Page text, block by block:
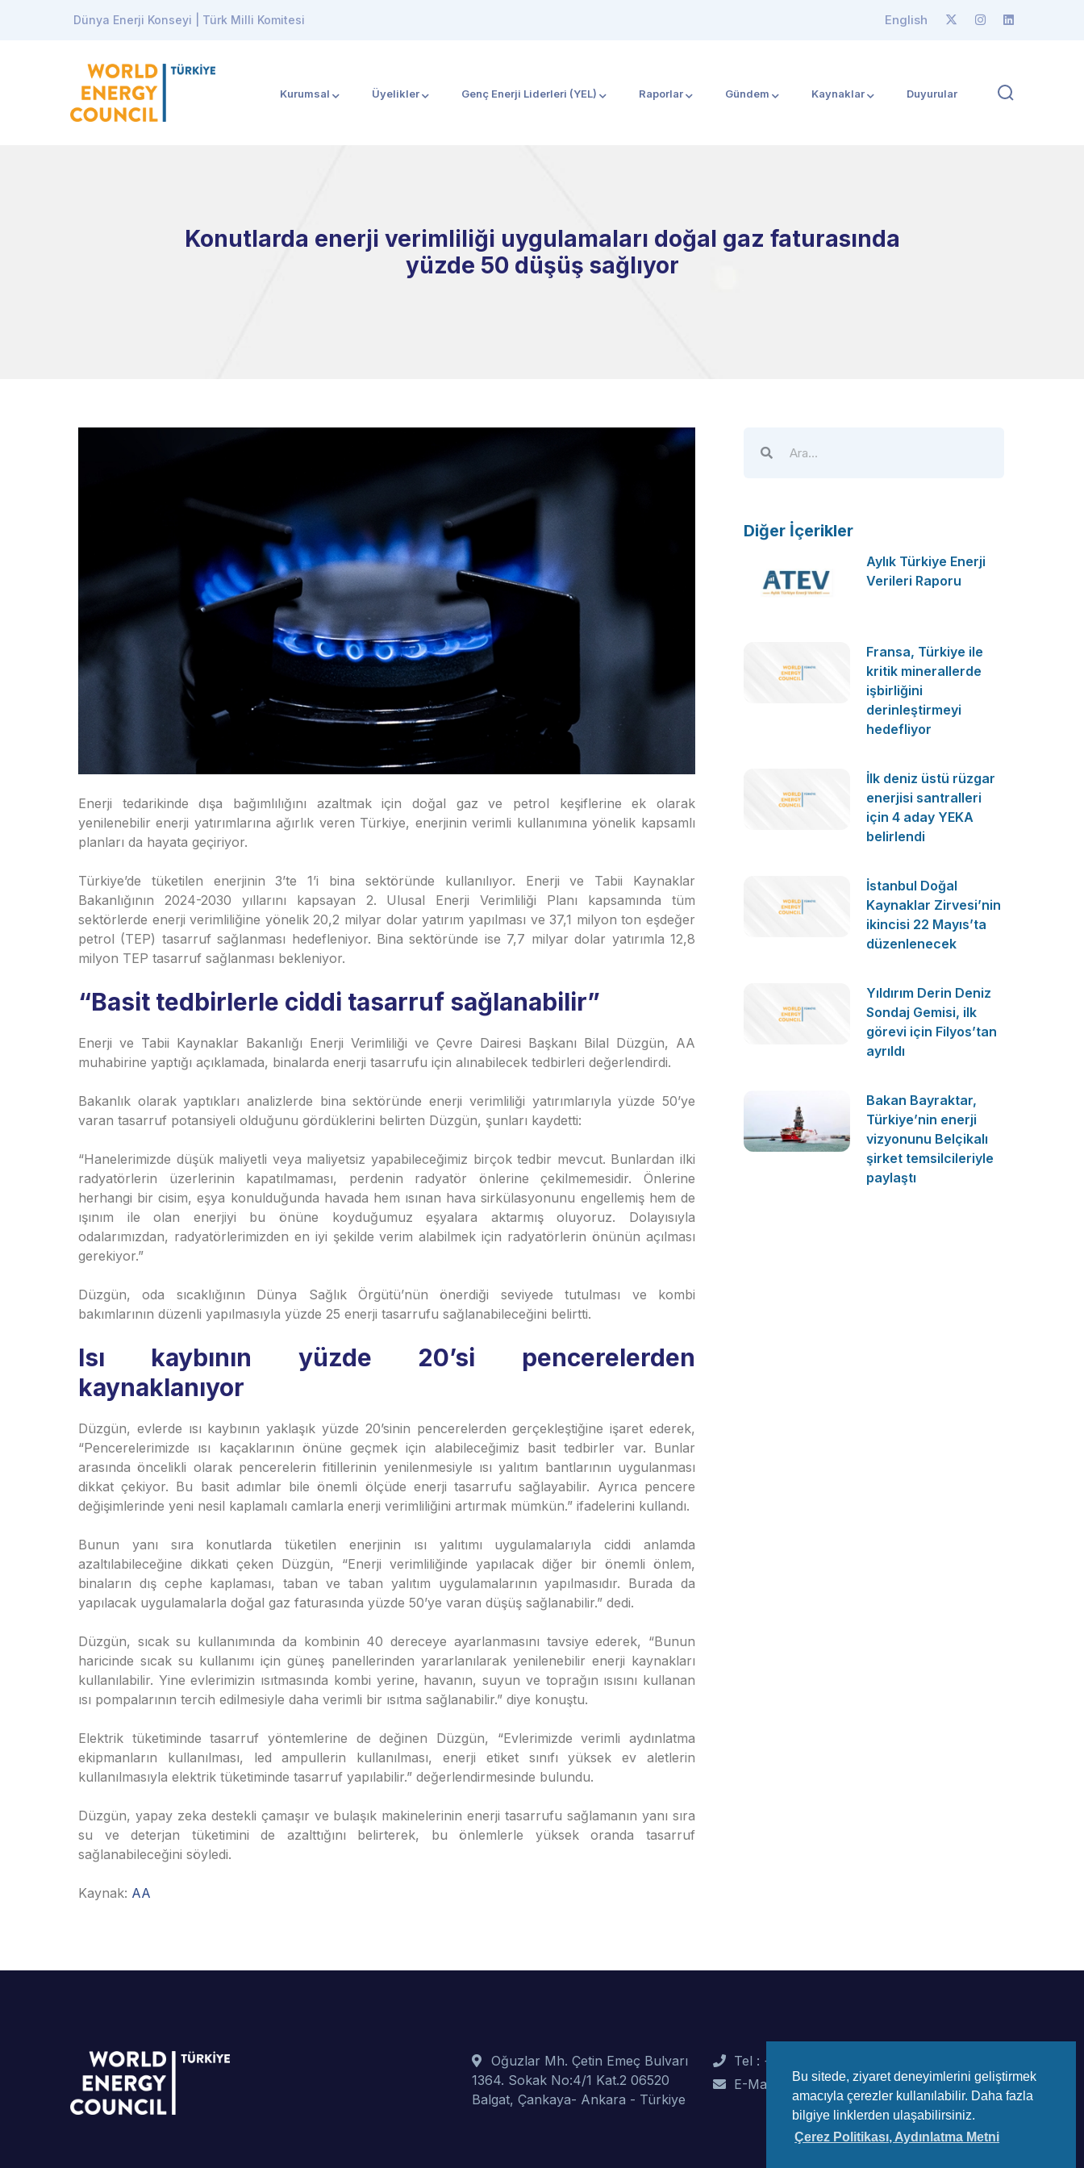
Dünya Enerji Konseyi | Türk Milli Komitesi English
Kurumsal Üyelikler Genç Enerji Liderleri (YEL) Raporlar Gündem Kaynaklar Duyurular
Konutlarda enerji verimliliği uygulamaları doğal gaz faturasında
yüzde 50 düşüş sağlıyor
Enerji tedarikinde dışa bağımlılığını azaltmak için doğal gaz ve petrol keşiflerine ek olarak
yenilenebilir enerji yatırımlarına ağırlık veren Türkiye, enerjinin verimli kullanımına yönelik kapsamlı
planları da hayata geçiriyor.
Türkiye’de tüketilen enerjinin 3’te 1’i bina sektöründe kullanılıyor. Enerji ve Tabii Kaynaklar
Bakanlığının 2024-2030 yıllarını kapsayan 2. Ulusal Enerji Verimliliği Planı kapsamında tüm
sektörlerde enerji verimliliğine yönelik 20,2 milyar dolar yatırım yapılması ve 37,1 milyon ton eşdeğer
petrol (TEP) tasarruf sağlanması hedefleniyor. Bina sektöründe ise 7,7 milyar dolar yatırımla 12,8
milyon TEP tasarruf sağlanması bekleniyor.
“Basit tedbirlerle ciddi tasarruf sağlanabilir”
Enerji ve Tabii Kaynaklar Bakanlığı Enerji Verimliliği ve Çevre Dairesi Başkanı Bilal Düzgün, AA
muhabirine yaptığı açıklamada, binalarda enerji tasarrufu için alınabilecek tedbirleri değerlendirdi.
Bakanlık olarak yaptıkları analizlerde bina sektöründe enerji verimliliği yatırımlarıyla yüzde 50’ye
varan tasarruf potansiyeli olduğunu gördüklerini belirten Düzgün, şunları kaydetti:
“Hanelerimizde düşük maliyetli veya maliyetsiz yapabileceğimiz birçok tedbir mevcut. Bunlardan ilki
radyatörlerin üzerlerinin kapatılmaması, perdenin radyatör önlerine çekilmemesidir. Önlerine
herhangi bir cisim, eşya konulduğunda havada hem ısınan hava sirkülasyonunu engellemiş hem de
ışınım ile olan enerjiyi bu önüne koyduğumuz eşyalara aktarmış oluyoruz. Dolayısıyla
odalarımızdan, radyatörlerimizden en iyi şekilde verim alabilmek için radyatörlerin önünün açılması
gerekiyor.”
Düzgün, oda sıcaklığının Dünya Sağlık Örgütü’nün önerdiği seviyede tutulması ve kombi
bakımlarının düzenli yapılmasıyla yüzde 25 enerji tasarrufu sağlanabileceğini belirtti.
Isı kaybının yüzde 20’si pencerelerden
kaynaklanıyor
Düzgün, evlerde ısı kaybının yaklaşık yüzde 20’sinin pencerelerden gerçekleştiğine işaret ederek,
“Pencerelerimizde ısı kaçaklarının önüne geçmek için alabileceğimiz basit tedbirler var. Bunlar
arasında öncelikli olarak pencerelerin fitillerinin yenilenmesiyle ısı yalıtım bantlarının uygulanması
dikkat çekiyor. Bu basit adımlar bile önemli ölçüde enerji tasarrufu sağlayabilir. Ayrıca pencere
değişimlerinde yeni nesil kaplamalı camlarla enerji verimliliğini artırmak mümkün.” ifadelerini kullandı.
Bunun yanı sıra konutlarda tüketilen enerjinin ısı yalıtımı uygulamalarıyla ciddi anlamda
azaltılabileceğine dikkati çeken Düzgün, “Enerji verimliliğinde yapılacak diğer bir önemli önlem,
binaların dış cephe kaplaması, taban ve taban yalıtım uygulamalarının yapılmasıdır. Burada da
yapılacak uygulamalarla doğal gaz faturasında yüzde 50’ye varan düşüş sağlanabilir.” dedi.
Düzgün, sıcak su kullanımında da kombinin 40 dereceye ayarlanmasını tavsiye ederek, “Bunun
haricinde sıcak su kullanımı için güneş panellerinden yararlanılarak yenilenebilir enerji kaynakları
kullanılabilir. Yine evlerimizin ısıtmasında kombi yerine, havanın, suyun ve toprağın ısısını kullanan
ısı pompalarının tercih edilmesiyle daha verimli bir ısıtma sağlanabilir.” diye konuştu.
Elektrik tüketiminde tasarruf yöntemlerine de değinen Düzgün, “Evlerimizde verimli aydınlatma
ekipmanların kullanılması, led ampullerin kullanılması, enerji etiket sınıfı yüksek ev aletlerin
kullanılmasıyla elektrik tüketiminde tasarruf yapılabilir.” değerlendirmesinde bulundu.
Düzgün, yapay zeka destekli çamaşır ve bulaşık makinelerinin enerji tasarrufu sağlamanın yanı sıra
su ve deterjan tüketimini de azalttığını belirterek, bu önlemlerle yüksek oranda tasarruf
sağlanabileceğini söyledi.
Kaynak: AA
Diğer İçerikler
Aylık Türkiye Enerji
Verileri Raporu
Fransa, Türkiye ile
kritik minerallerde
işbirliğini
derinleştirmeyi
hedefliyor
İlk deniz üstü rüzgar
enerjisi santralleri
için 4 aday YEKA
belirlendi
İstanbul Doğal
Kaynaklar Zirvesi’nin
ikincisi 22 Mayıs’ta
düzenlenecek
Yıldırım Derin Deniz
Sondaj Gemisi, ilk
görevi için Filyos’tan
ayrıldı
Bakan Bayraktar,
Türkiye’nin enerji
vizyonunu Belçikalı
şirket temsilcileriyle
paylaştı
Oğuzlar Mh. Çetin Emeç Bulvarı
1364. Sokak No:4/1 Kat.2 06520
Balgat, Çankaya- Ankara - Türkiye
Tel : +90 (312) 442 82 78
E-Mail : info@wec-turkiye.org.tr
Bu sitede, ziyaret deneyimlerini geliştirmek
amacıyla çerezler kullanılabilir. Daha fazla
bilgiye linklerden ulaşabilirsiniz.
Çerez Politikası, Aydınlatma Metni